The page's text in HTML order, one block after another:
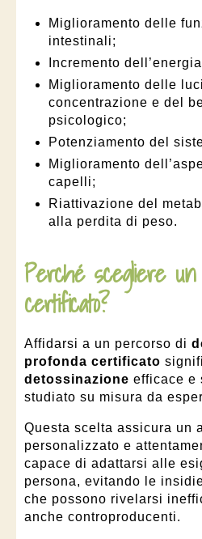
Miglioramento delle
intestinali;
Incremento
Miglioramento delle
concentrazione e del
psicologico;
Potenziamento del
Miglioramento
capelli;
Riattivazione del
alla perdita di peso.
Perché scegliere
certificato?
Affidarsi a un percorso di
profonda certificato
detossinazione efficace e
studiato su misura da
Questa scelta assicura un
personalizzato e
capace di adattarsi alle
persona, evitando le
che possono rivelarsi
anche controproducenti.